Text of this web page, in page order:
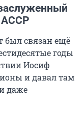
АССР
связан ещё
годы
Иосиф
и давал там
даже